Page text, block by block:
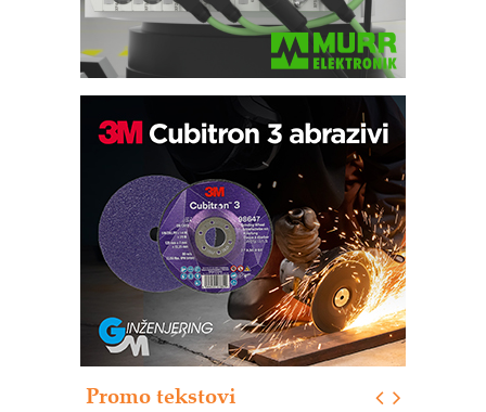
Promo tekstovi
Potpuna efikasnost bez složenih
sistema
Trajna oznaka kao dugoročna korist
Bezbednost na prvom mestu!
IB BLUMENAUER - više od 40 godina
poverenja u industriji
RMQ-TITAN ADVANCED INDICATOR
– Pametna signalizacija za efikasnije
upravljanje mašinama
Mitutoyo Crysta-Apex V PLUS: Nova